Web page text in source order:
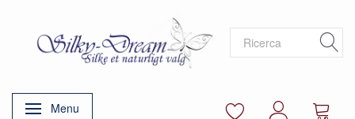
Attiva/disattiva navigazione
Menu